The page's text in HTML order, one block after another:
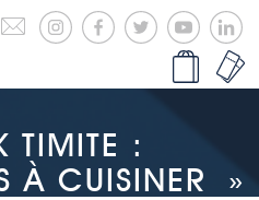
TIMITE :
À CUISINER »